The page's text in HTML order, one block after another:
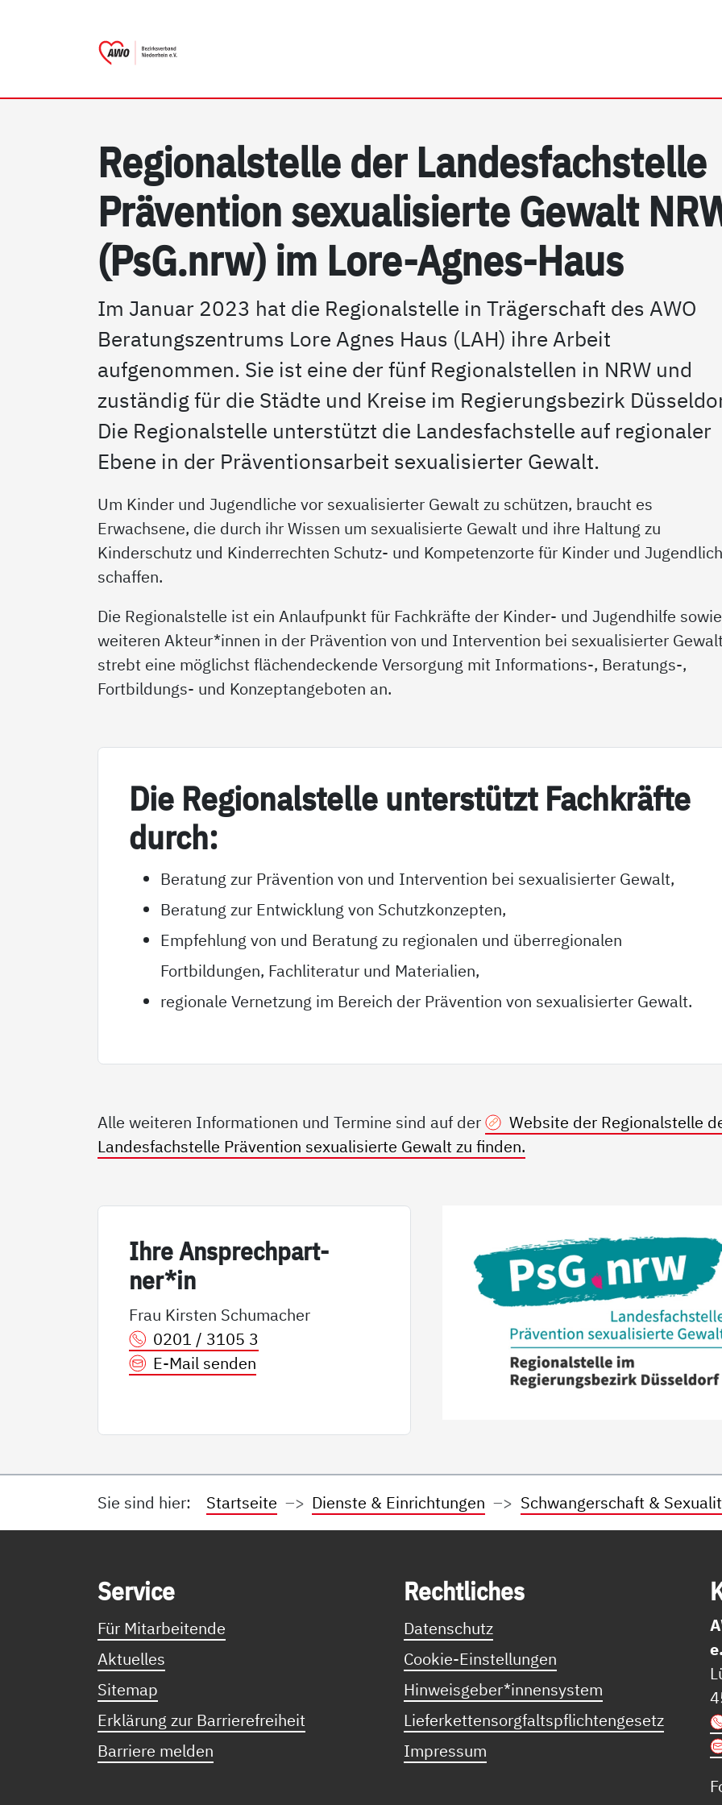
Re­gio­nal­s­tel­le der Lan­des­fach­s­tel­le
Präv­en­ti­on se­xua­li­sier­te Ge­walt
(PsG.nrw) im Lo­re-Ag­nes-Haus
Im Januar 2023 hat die Regionalstelle in Trägerschaft des AWO
Beratungszentrums Lore Agnes Haus (LAH) ihre Arbeit
aufgenommen. Sie ist eine der fünf Regionalstellen in NRW und
zuständig für die Städte und Kreise im Regierungsbezirk
Die Regionalstelle unterstützt die Landesfachstelle auf regionaler
Ebene in der Präventionsarbeit sexualisierter Gewalt.
Um Kinder und Jugendliche vor sexualisierter Gewalt zu schützen, braucht es
Erwachsene, die durch ihr Wissen um sexualisierte Gewalt und ihre Haltung zu
Kinderschutz und Kinderrechten Schutz- und Kompetenzorte für Kinder und
schaffen.
Die Regionalstelle ist ein Anlaufpunkt für Fachkräfte der Kinder- und Jugendhilfe sowie
weiteren Akteur*innen in der Prävention von und Intervention bei sexualisierter
strebt eine möglichst flächendeckende Versorgung mit Informations-, Beratungs-,
Fortbildungs- und Konzeptangeboten an.
Die Re­gio­nal­s­tel­le un­ter­stützt Fach­kräf­te
durch:
Beratung zur Prävention von und Intervention bei sexualisierter Gewalt,
Beratung zur Entwicklung von Schutzkonzepten,
Empfehlung von und Beratung zu regionalen und überregionalen
Fortbildungen, Fachliteratur und Materialien,
regionale Vernetzung im Bereich der Prävention von sexualisierter Gewalt.
Alle weiteren Informationen und Termine sind auf der
Website der Regionalstelle
Landesfachstelle Prävention sexualisierte Gewalt zu finden.
Ih­re An­sp­rech­part­
ner*in
Frau Kirsten Schumacher
0201 / 3105 3
E-Mail senden
Sie sind hier: Startseite Dienste & Einrichtungen Schwangerschaft &
Ser­vice
Für Mitarbeitende
Aktuelles
Sitemap
Erklärung zur Barrierefreiheit
Barriere melden
Recht­li­ches
Datenschutz
Cookie-Einstellungen
Hinweisgeber*innensystem
Lieferkettensorgfaltspflichtengesetz
Impressum